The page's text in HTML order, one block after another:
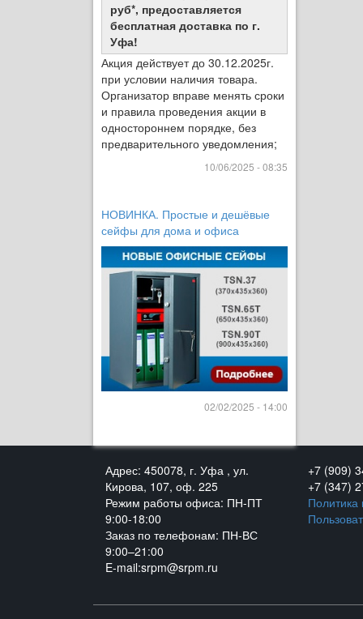
руб*, предоставляется
бесплатная доставка по г.
Уфа!
Акция действует до 30.12.2025г.
при условии наличия товара.
Организатор вправе менять сроки
и правила проведения акции в
одностороннем порядке, без
предварительного уведомления;
10/06/2025 - 08:35
НОВИНКА. Простые и дешёвые
сейфы для дома и офиса
02/02/2025 - 14:00
Адрес: 450078, г. Уфа , ул.
Кирова, 107, оф. 225
Режим работы офиса: ПН-ПТ
9:00-18:00
Заказ по телефонам: ПН-ВС
9:00–21:00
E-mail:srpm@srpm.ru
+7 (909)
+7 (347)